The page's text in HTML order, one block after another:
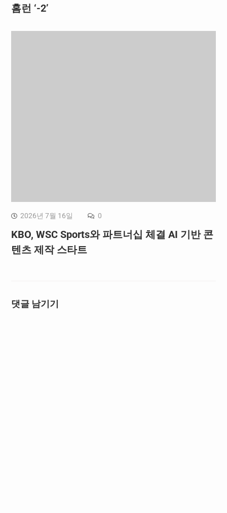
홈런 ‘-2’
2026년 7월 16일 0
KBO, WSC Sports와 파트너십 체결 AI 기반 콘
텐츠 제작 스타트
댓글 남기기